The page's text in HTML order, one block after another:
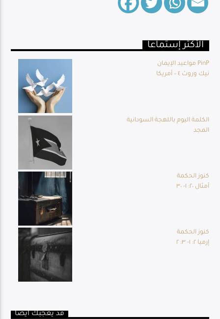
الأكثر إستماعا
مواعيد الإيمان PinP
نيك وروث ٤ – أمريكا
الكلمة اليوم باللهجة السودانية
المجد
كنوز الحكمة
أمثال ٢٠: ١- ٣٠
كنوز الحكمة
إرميا ٢: ١- ٣: ٢
قد يعجبك أيضا